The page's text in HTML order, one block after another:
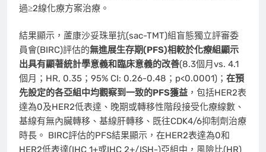
過≥2線化療方案治療。
結果顯示，蘆康沙妥珠單抗(sac-TMT)組盲態獨立評審委
員會(BIRC)評估的無進展生存期(PFS)相較於化療組顯示
出具有顯著統計學意義和臨床意義的改善(8.3個月vs. 4.1
個月；HR, 0.35；95% CI: 0.26-0.48；p<0.0001)； 在預
先設定的各亞組中均觀察到一致的PFS獲益 ，包括HER2表
達為0及HER2低表達、晚期或轉移性階段接受化療線數、
基線有無內臟轉移、基線肝轉移、既往CDK4/6抑制劑治療
時長。 BIRC評估的PFS結果顯示，在HER2表達為0和
HER2低表達(IHC 1+或IHC 2+/ISH-)亞組中，風險比(HR)